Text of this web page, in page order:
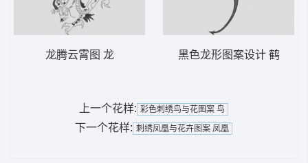
龙腾云霄图 龙 黑色龙形图案设计 鹤
上一个花样: 彩色刺绣鸟与花图案 鸟
下一个花样: 刺绣凤凰与花卉图案 凤凰